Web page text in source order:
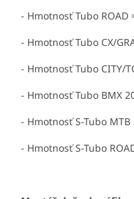
- Hmotnosť Tubo ROAD
- Hmotnosť Tubo CX/
- Hmotnosť Tubo CITY/
- Hmotnosť Tubo BMX
- Hmotnosť S-Tubo
- Hmotnosť S-Tubo